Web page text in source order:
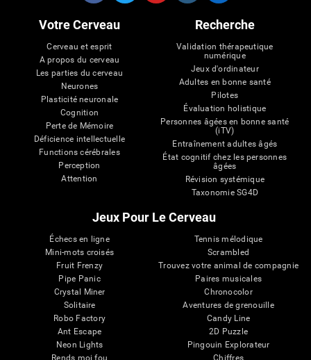
Votre Cerveau
Cerveau et esprit
A propos du cerveau
Les parties du cerveau
Neurones
Plasticité neuronale
Cognition
Perte de Mémoire
Déficience intellectuelle
Functions cérébrales
Perception
Attention
Recherche
Validation thérapeutique
numérique
Jeux d'ordinateur
Adultes en bonne santé
Pilotes
Évaluation holistique
Personnes âgées en bonne santé
(iTV)
Entraînement adultes âgés
État cognitif chez les personnes
âgées
Révision systémique
Taxonomie SG4D
Jeux Pour Le Cerveau
Échecs en ligne
Mini-mots croisés
Fruit Frenzy
Pipe Panic
Crystal Miner
Solitaire
Robo Factory
Ant Escape
Neon Lights
Rends moi fou
Tennis mélodique
Scrambled
Trouvez votre animal de compagnie
Paires musicales
Chronocolor
Aventures de grenouille
Candy Line
2D Puzzle
Pingouin Explorateur
Chiffres